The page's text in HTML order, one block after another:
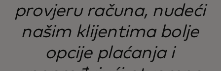
provjeru računa, nudeći
našim klijentima bolje
opcije plaćanja i